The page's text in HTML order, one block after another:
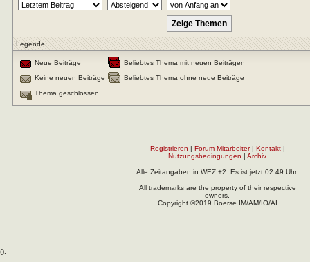
Legende
Neue Beiträge
Beliebtes Thema mit neuen Beiträgen
Keine neuen Beiträge
Beliebtes Thema ohne neue Beiträge
Thema geschlossen
Registrieren | Forum-Mitarbeiter| Kontakt|
Nutzungsbedingungen | Archiv
Alle Zeitangaben in WEZ +2. Es ist jetzt 02:49 Uhr.
All trademarks are the property of their respective
owners.
Copyright ©2019 Boerse.IM/AM/IO/AI
().